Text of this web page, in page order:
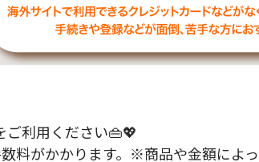
利用ください👜💖
料がかかります。※商品や金額によ